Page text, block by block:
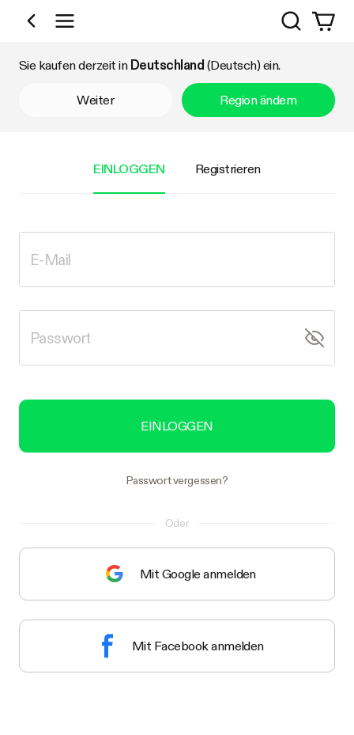
Nach Kategorie einkaufen
Suchen
Sie kaufen derzeit in Deutschland (Deutsch) ein.
Weiter Region ändern
EINLOGGEN Registrieren
EINLOGGEN
Passwort vergessen?
Oder
Mit Google anmelden
Mit Facebook anmelden